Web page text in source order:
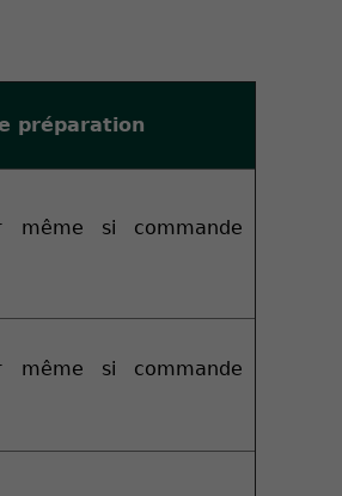
préparation
même si commande
même si commande